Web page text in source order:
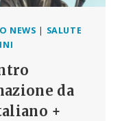
NEWS | SALUTE
da
+